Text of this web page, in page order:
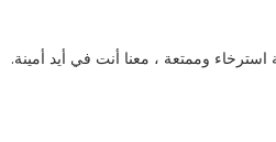
وممتعة ، معنا أنت في أيد أمينة.